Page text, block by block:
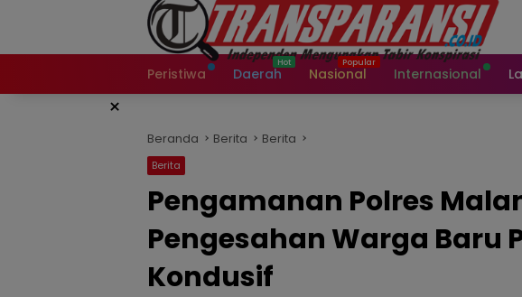
Peristiwa
Daerah Nasional Internasional
×
Beranda Berita Berita
Berita
Pengamanan Polres
Pengesahan Warga Baru
Kondusif